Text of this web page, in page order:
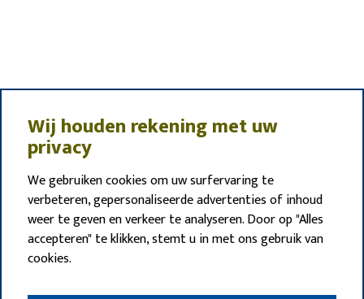
Wij houden rekening met uw
privacy
We gebruiken cookies om uw surfervaring te
verbeteren, gepersonaliseerde advertenties of inhoud
weer te geven en verkeer te analyseren. Door op "Alles
accepteren" te klikken, stemt u in met ons gebruik van
cookies.